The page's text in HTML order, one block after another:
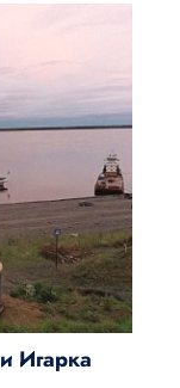
Игарка